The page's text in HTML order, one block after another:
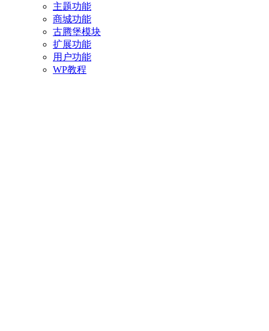
主题功能
商城功能
古腾堡模块
扩展功能
用户功能
WP教程